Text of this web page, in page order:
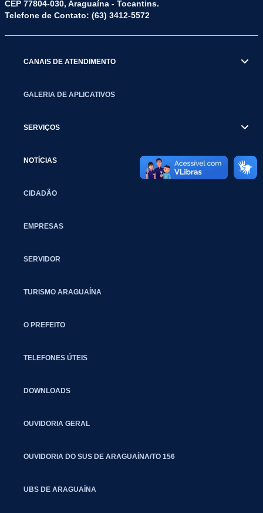
CEP 77804-030, Araguaína - Tocantins.
Telefone de Contato: (63) 3412-5572
CANAIS DE ATENDIMENTO
GALERIA DE APLICATIVOS
SERVIÇOS
NOTÍCIAS
CIDADÃO
EMPRESAS
SERVIDOR
TURISMO ARAGUAÍNA
O PREFEITO
TELEFONES ÚTEIS
DOWNLOADS
OUVIDORIA GERAL
OUVIDORIA DO SUS DE ARAGUAÍNA/TO 156
UBS DE ARAGUAÍNA